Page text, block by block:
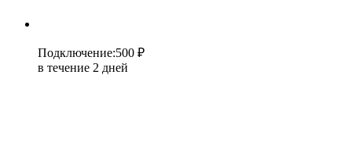
Подключение:500 ₽
в течение 2 дней